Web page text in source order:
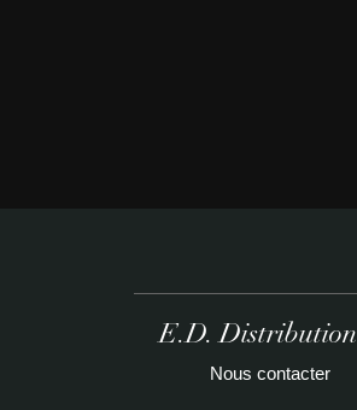
E.D. Distribution
Nous contacter